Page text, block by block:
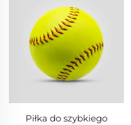
promocji
Piłka do szybkiego